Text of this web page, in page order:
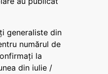
generaliste din
numărul de
la
din iulie /